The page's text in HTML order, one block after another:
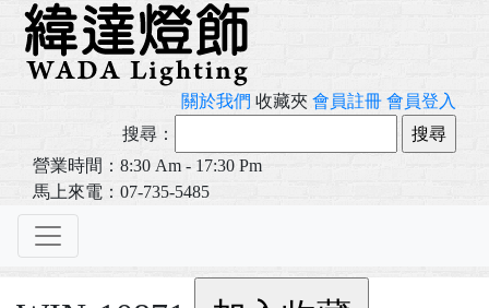
關於我們 收藏夾 會員註冊 會員登入
搜尋：
營業時間：8:30 Am - 17:30 Pm
馬上來電：07-735-5485